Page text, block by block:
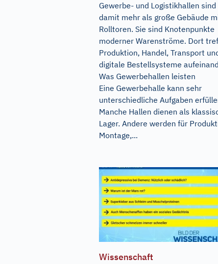
Gewerbe- und Logistikhallen sind
damit mehr als große Gebäude
Rolltoren. Sie sind Knotenpunkte
moderner Warenströme. Dort
Produktion, Handel, Transport
digitale Bestellsysteme
Was Gewerbehallen leisten
Eine Gewerbehalle kann sehr
unterschiedliche Aufgaben
Manche Hallen dienen als
Lager. Andere werden für
Montage,...
Wissenschaft